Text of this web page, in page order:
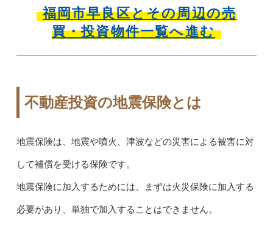
福岡市早良区とその周辺の売
買・投資物件一覧へ進む
不動産投資の地震保険とは
地震保険は、地震や噴火、津波などの災害による被害に対
して補償を受ける保険です。
地震保険に加入するためには、まずは火災保険に加入する
必要があり、単独で加入することはできません。